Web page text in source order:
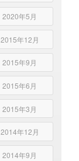
2020年5月
2015年12月
2015年9月
2015年6月
2015年3月
2014年12月
2014年9月